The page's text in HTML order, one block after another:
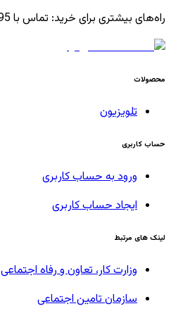
راه‌های بیشتری برای خرید: تماس با 02137695 یا
محصولات
تلویزیون
حساب کاربری
ورود به حساب کاربری
ایجاد حساب کاربری
لینک های مرتبط
وزارت کار، تعاون و رفاه اجتماعی
سازمان تامین اجتماعی